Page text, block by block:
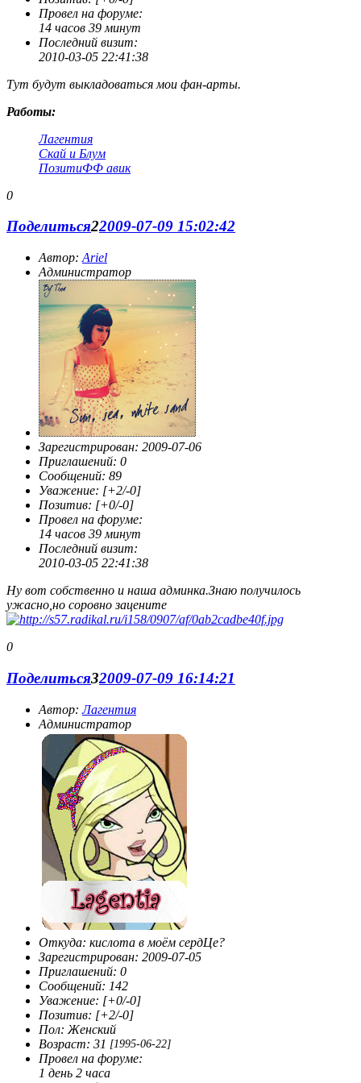
скорее от нечего делать. Вот собственно говоря и всё.
Провел на форуме:
14 часов 39 минут
Последний визит:
2010-03-05 22:41:38
Тут будут выкладоваться мои фан-арты.
Работы:
Лагентия
Скай и Блум
ПозитиФФ авик
0
Поделиться22009-07-09 15:02:42
Автор: Ariel
Администратор
Зарегистрирован: 2009-07-06
Приглашений: 0
Сообщений: 89
Уважение: [+2/-0]
Позитив: [+0/-0]
Провел на форуме:
14 часов 39 минут
Последний визит:
2010-03-05 22:41:38
Ну вот собственно и наша админка.Знаю получилось
ужасно,но соровно зацените
0
Поделиться32009-07-09 16:14:21
Автор:Лагентия
Администратор
Откуда: кислота в моём сердЦе?
Зарегистрирован: 2009-07-05
Приглашений: 0
Сообщений: 142
Уважение: [+0/-0]
Позитив: [+2/-0]
Пол: Женский
Возраст: 31 [1995-06-22]
Провел на форуме:
1 день 2 часа